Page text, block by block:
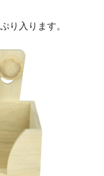
り入ります。